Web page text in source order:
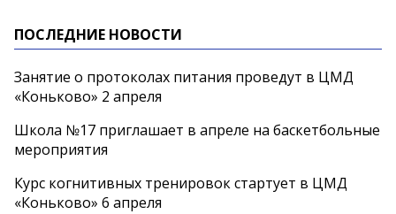
ПОСЛЕДНИЕ НОВОСТИ
Занятие о протоколах питания проведут в ЦМД
«Коньково» 2 апреля
Школа №17 приглашает в апреле на баскетбольные
мероприятия
Курс когнитивных тренировок стартует в ЦМД
«Коньково» 6 апреля